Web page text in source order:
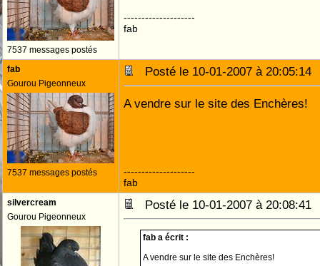
7537 messages postés
--------------------
fab
fab
Gourou Pigeonneux
7537 messages postés
Posté le 10-01-2007 à
A vendre sur le site des Enchères!
--------------------
fab
silvercream
Gourou Pigeonneux
Posté le 10-01-2007 à
fab a écrit :
A vendre sur le site des Enchères!